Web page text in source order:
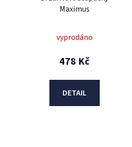
Maximus
vyprodáno
478 Kč
DETAIL